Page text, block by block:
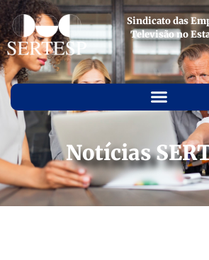
Sindicato das
Televisão no
Notícias